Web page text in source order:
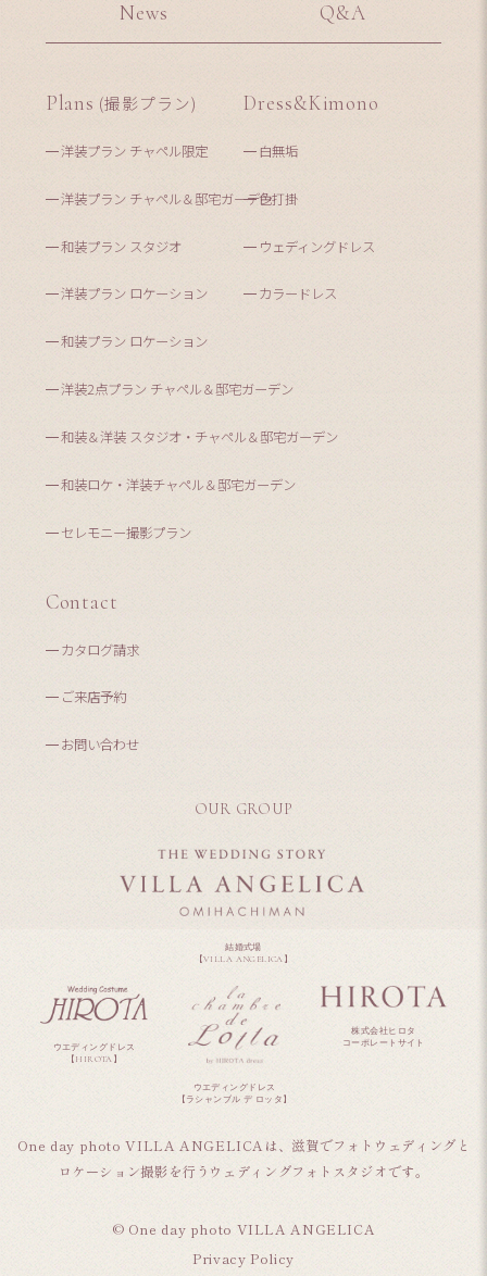
News Q&A
Plans (撮影プラン)
洋装プラン チャペル限定
洋装プラン チャペル＆邸宅ガーデン
和装プラン スタジオ
洋装プラン ロケーション
和装プラン ロケーション
洋装2点プラン チャペル＆邸宅ガーデン
和装＆洋装 スタジオ・チャペル＆邸宅ガーデン
和装ロケ・洋装チャペル＆邸宅ガーデン
セレモニー撮影プラン
Dress&Kimono
白無垢
色打掛
ウェディングドレス
カラードレス
Contact
カタログ請求
ご来店予約
お問い合わせ
OUR GROUP
結婚式場
【VILLA ANGELICA】
ウエディングドレス
【HIROTA】
ウエディングドレス
【ラシャンブル デ ロッタ】
株式会社ヒロタ
コーポレートサイト
One day photo VILLA ANGELICAは、滋賀でフォトウェディングと
ロケーション撮影を行うウェディングフォトスタジオです。
© One day photo VILLA ANGELICA
Privacy Policy